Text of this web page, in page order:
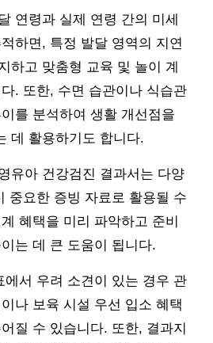
연령과 실제 연령 간의 미세
하면, 특정 발달 영역의 지연
하고 맞춤형 교육 및 놀이 계
. 또한, 수면 습관이나 식습관
를 분석하여 생활 개선점을
데 활용하기도 합니다.
유아 건강검진 결과서는 다양
중요한 증빙 자료로 활용될 수
혜택을 미리 파악하고 준비
는 데 큰 도움이 됩니다.
에서 우려 소견이 있는 경우 관
나 보육 시설 우선 입소 혜택
질 수 있습니다. 또한, 결과지